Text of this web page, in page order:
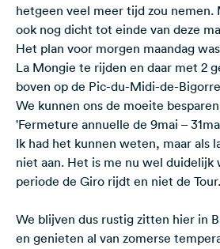
hetgeen veel meer tijd zou nemen.
ook nog dicht tot einde van deze
Het plan voor morgen maandag
La Mongie te rijden en daar met 2
boven op de Pic-du-Midi-de-
We kunnen ons de moeite
'Fermeture annuelle de 9mai –
Ik had het kunnen weten, maar als
niet aan. Het is me nu wel duidelijk
periode de Giro rijdt en niet de Tour.
We blijven dus rustig zitten hier in
en genieten al van zomerse